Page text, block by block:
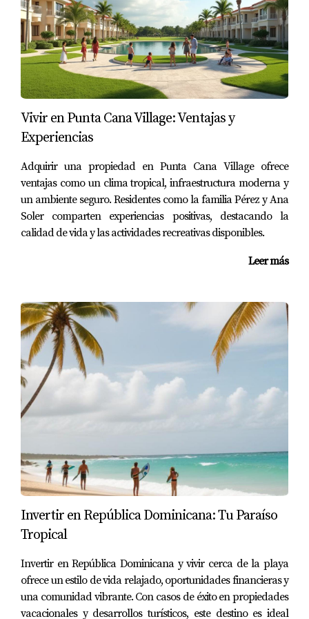
Caso 3: Pago en cuotas por un condominio
Sofía optó por pagar su condominio en cuotas
mensuales. La negociación fue clave para asegurar un
precio razonable y condiciones favorables.
No subestimes el poder de negociar las
condiciones de financiamiento. Puede hacer
una gran diferencia.
PREGUNTAS FRECUENTES
¿Qué documentos necesito para solicitar un
de ingresos y estado financiero.
¿Es mejor comprar o alquilar en Juan Dolio?
Depende de tus objetivos. Si planeas quedarte a largo
plazo, comprar puede ser mejor.
¿Cuánto debo tener ahorrado para un pago
inicial?
Normalmente se requiere entre el 10% y el 20% del valor
de la propiedad como pago inicial.
¿Los bancos ofrecen asesoría para
compradores extranjeros?
Sí, muchos bancos tienen programas específicos para
ayudar a compradores internacionales.
¿Qué áreas son las más recomendadas para
invertir?
Vivir en Punta Cana Village: Ventajas y
Experiencias
Adquirir una propiedad en Punta Cana Village ofrece
ventajas como un clima tropical, infraestructura moderna y
un ambiente seguro. Residentes como la familia Pérez y Ana
Soler comparten experiencias positivas, destacando la
calidad de vida y las actividades recreativas disponibles.
Leer más
Invertir en República Dominicana: Tu Paraíso
Tropical
Invertir en República Dominicana y vivir cerca de la playa
ofrece un estilo de vida relajado, oportunidades financieras y
una comunidad vibrante. Con casos de éxito en propiedades
vacacionales y desarrollos turísticos, este destino es ideal